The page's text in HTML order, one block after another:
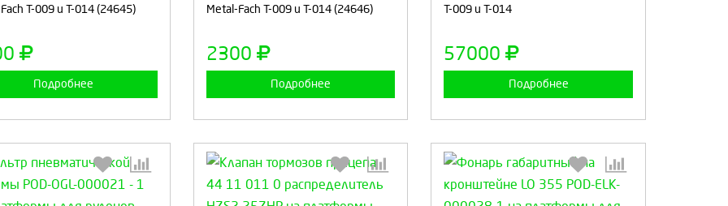
Т-009 и Т-014 (24645)
Подробнее
Metal-Fach Т-009 и Т-014 (24646)
2300
Подробнее
Т-009 и Т-014
57000
Подробнее